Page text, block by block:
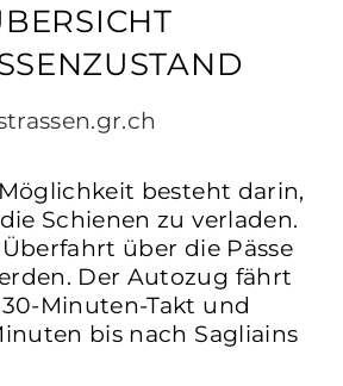
besteht darin,
Schienen zu verladen.
über die Pässe
Der Autozug fährt
Minuten-Takt und
bis nach Sagliains